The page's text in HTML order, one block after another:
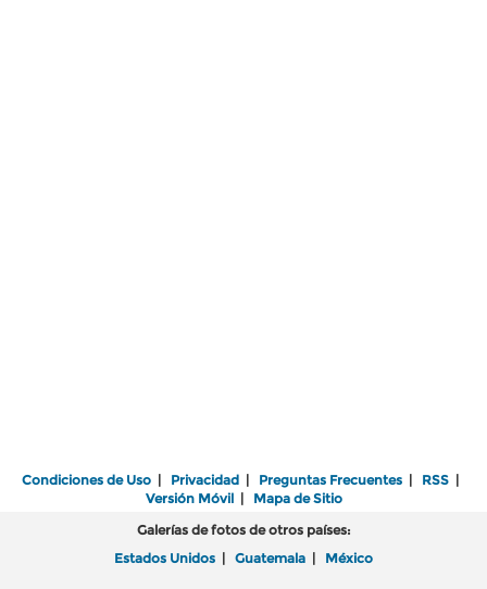
Condiciones de Uso | Privacidad | Preguntas Frecuentes | RSS |
Versión Móvil| Mapa de Sitio
Galerías de fotos de otros países:
Estados Unidos | Guatemala | México